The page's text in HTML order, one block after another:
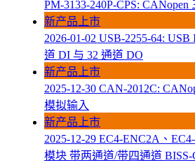
PM-3133-240P-CPS:
新产品上市
2026-01-02 USB-2255-64:
道 DI 与 32 通道 DO
新产品上市
2025-12-30 CAN-2012C:
模拟输入
新产品上市
2025-12-29 EC4-ENC2A、
模块 带两通道/带四通道